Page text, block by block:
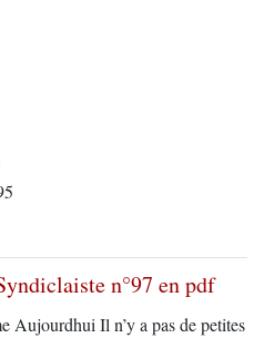
n°97 en pdf
Aujourdhui Il n’y a pas de petites